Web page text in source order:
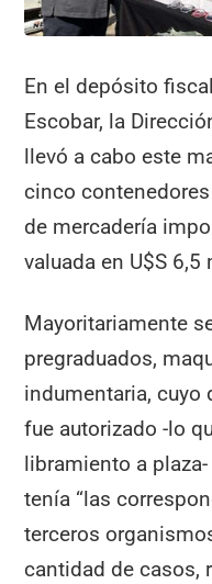
En el depósito
Escobar, la
llevó a cabo este
cinco
de mercadería
valuada en U$S 6,5
Mayoritariamente
pregraduados,
indumentaria, cuyo
fue autorizado -lo
libramiento a
tenía “las
terceros
cantidad de casos,